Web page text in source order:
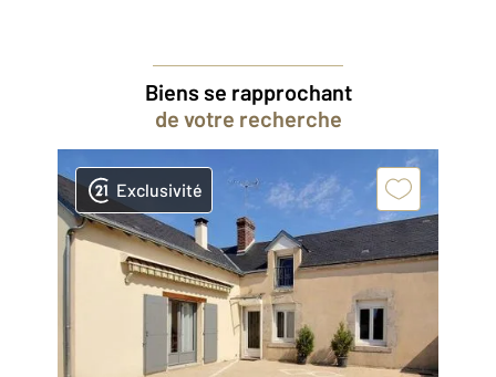
Biens se rapprochant
de votre recherche
Exclusivité